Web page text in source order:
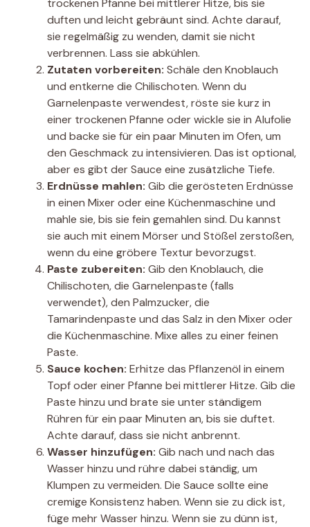
trockenen Pfanne bei mittlerer Hitze, bis sie
duften und leicht gebräunt sind. Achte darauf,
sie regelmäßig zu wenden, damit sie nicht
verbrennen. Lass sie abkühlen.
Zutaten vorbereiten: Schäle den Knoblauch
und entkerne die Chilischoten. Wenn du
Garnelenpaste verwendest, röste sie kurz in
einer trockenen Pfanne oder wickle sie in Alufolie
und backe sie für ein paar Minuten im Ofen, um
den Geschmack zu intensivieren. Das ist optional,
aber es gibt der Sauce eine zusätzliche Tiefe.
Erdnüsse mahlen: Gib die gerösteten Erdnüsse
in einen Mixer oder eine Küchenmaschine und
mahle sie, bis sie fein gemahlen sind. Du kannst
sie auch mit einem Mörser und Stößel zerstoßen,
wenn du eine gröbere Textur bevorzugst.
Paste zubereiten: Gib den Knoblauch, die
Chilischoten, die Garnelenpaste (falls
verwendet), den Palmzucker, die
Tamarindenpaste und das Salz in den Mixer oder
die Küchenmaschine. Mixe alles zu einer feinen
Paste.
Sauce kochen: Erhitze das Pflanzenöl in einem
Topf oder einer Pfanne bei mittlerer Hitze. Gib die
Paste hinzu und brate sie unter ständigem
Rühren für ein paar Minuten an, bis sie duftet.
Achte darauf, dass sie nicht anbrennt.
Wasser hinzufügen: Gib nach und nach das
Wasser hinzu und rühre dabei ständig, um
Klumpen zu vermeiden. Die Sauce sollte eine
cremige Konsistenz haben. Wenn sie zu dick ist,
füge mehr Wasser hinzu. Wenn sie zu dünn ist,